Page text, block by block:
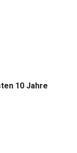
10 Jahre